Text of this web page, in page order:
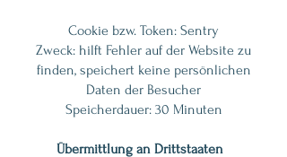
Cookie bzw. Token: Sentry
Zweck: hilft Fehler auf der Website zu
finden, speichert keine persönlichen
Daten der Besucher
Speicherdauer: 30 Minuten
Übermittlung an Drittstaaten